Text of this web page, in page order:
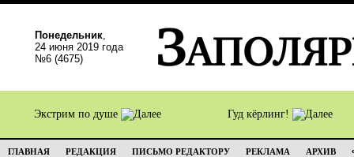
Понедельник,
24 июня 2019 года
№6 (4675)
Экстрим по душе Гуд кёрлинг!
ГЛАВНАЯ РЕДАКЦИЯ ПИСЬМО РЕДАКТОРУ РЕКЛАМА АРХИВ